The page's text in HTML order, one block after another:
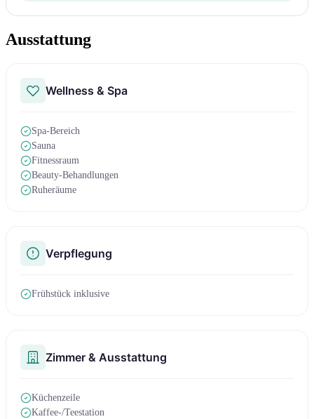
Ausstattung
Wellness & Spa
Spa-Bereich
Sauna
Fitnessraum
Beauty-Behandlungen
Ruheräume
Verpflegung
Frühstück inklusive
Zimmer & Ausstattung
Küchenzeile
Kaffee-/Teestation